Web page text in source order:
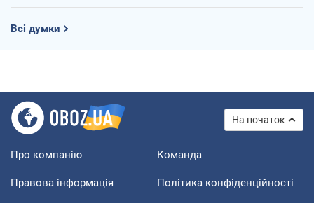
Всі думки
На початок
Про компанію Команда
Правова інформація Політика конфіденційності